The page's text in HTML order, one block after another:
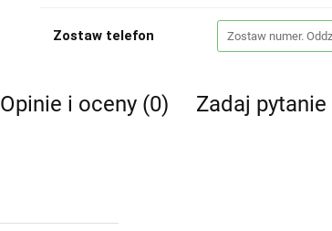
Zostaw telefon
Opinie i oceny (0) Zadaj pytanie